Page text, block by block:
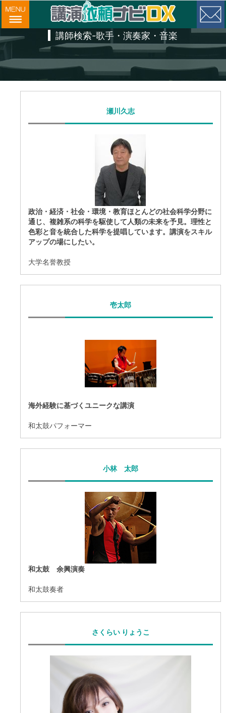
講師検索-歌手・演奏家・音楽
瀬川久志
政治・経済・社会・環境・教育ほとんどの社会科学分野に
通じ、複雑系の科学を駆使して人類の未来を予見。理性と
色彩と音を統合した科学を提唱しています。講演をスキル
アップの場にしたい。
大学名誉教授
壱太郎
海外経験に基づくユニークな講演
和太鼓パフォーマー
小林 太郎
和太鼓 余興演奏
和太鼓奏者
さくらい りょうこ